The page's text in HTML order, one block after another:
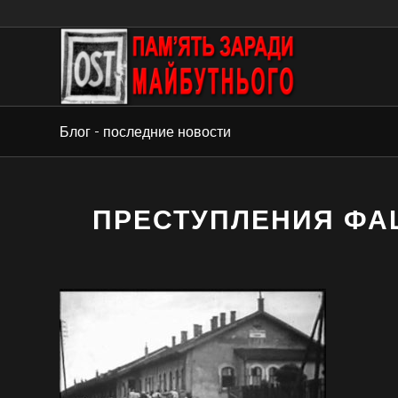
Блог - последние новости
ПРЕСТУПЛЕНИЯ